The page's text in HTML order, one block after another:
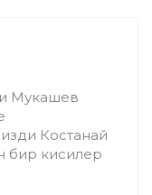
Мукашев
Костанай
бир кисилер